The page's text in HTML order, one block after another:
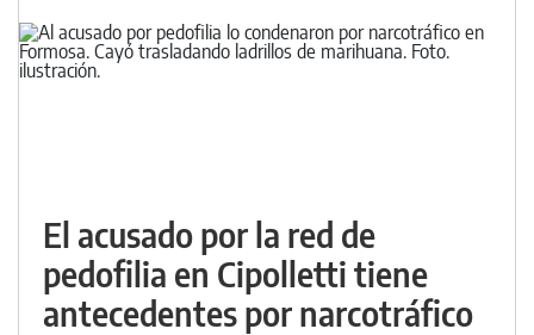
El acusado por la red de
pedofilia en Cipolletti tiene
antecedentes por narcotráfico